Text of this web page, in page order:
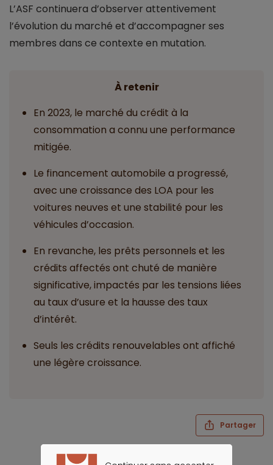
L’ASF continuera d’observer attentivement
l’évolution du marché et d’accompagner ses
membres dans ce contexte en mutation.
À retenir
En 2023, le marché du crédit à la
consommation a connu une performance
mitigée.
Le financement automobile a progressé,
avec une croissance des LOA pour les
voitures neuves et une stabilité pour les
véhicules d’occasion.
En revanche, les prêts personnels et les
crédits affectés ont chuté de manière
significative, impactés par les tensions liées
au taux d’usure et la hausse des taux
d’intérêt.
Seuls les crédits renouvelables ont affiché
une légère croissance.
Partager